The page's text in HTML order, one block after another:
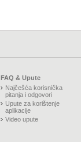
FAQ & Upute
Najčešća korisnička
pitanja i odgovori
Upute za korištenje
aplikacije
Video upute